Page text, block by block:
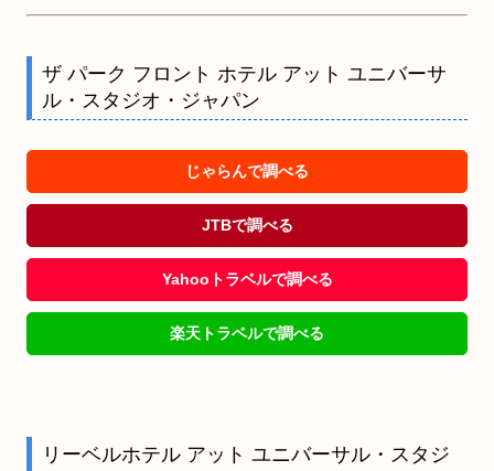
ザ パーク フロント ホテル アット ユニバーサ
ル・スタジオ・ジャパン
じゃらんで調べる
JTBで調べる
Yahooトラベルで調べる
楽天トラベルで調べる
リーベルホテル アット ユニバーサル・スタジ